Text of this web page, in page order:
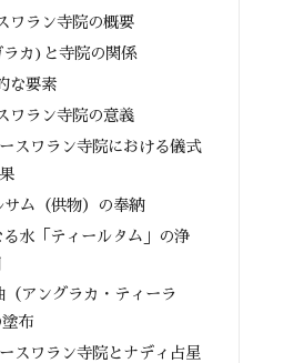
ワラン寺院の概要
カ)と寺院の関係
な要素
ワラン寺院の意義
スワラン寺院における儀式
サム（供物）の奉納
る水「ティールタム」の浄
（アングラカ・ティーラ
布
スワラン寺院とナディ占星